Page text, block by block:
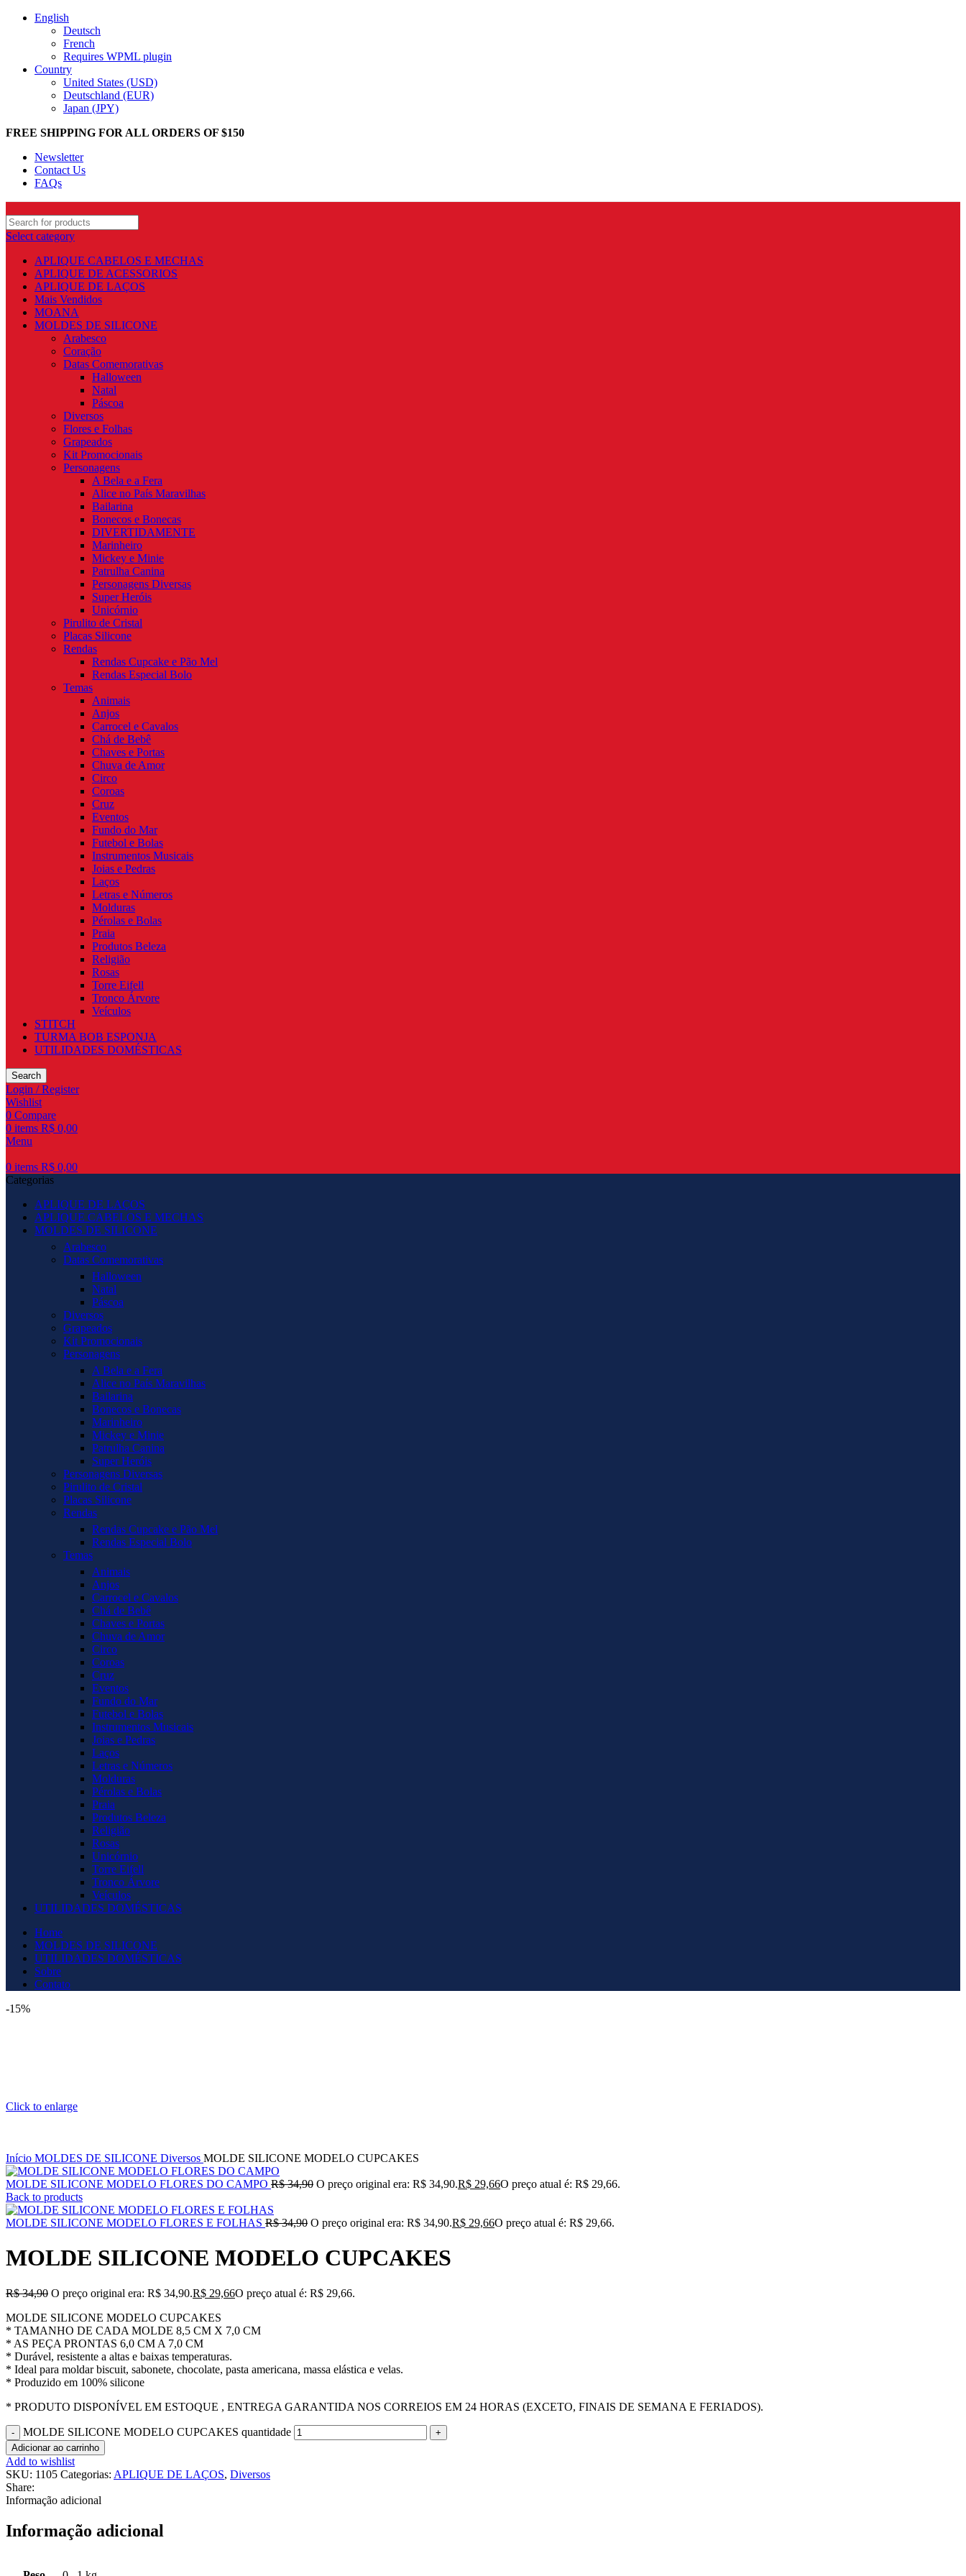
English
Deutsch
French
Requires WPML plugin
Country
United States (USD)
Deutschland (EUR)
Japan (JPY)
FREE SHIPPING FOR ALL ORDERS OF $150
Newsletter
Contact Us
FAQs
Select category
APLIQUE CABELOS E MECHAS
APLIQUE DE ACESSORIOS
APLIQUE DE LAÇOS
Mais Vendidos
MOANA
MOLDES DE SILICONE
Arabesco
Coração
Datas Comemorativas
Halloween
Natal
Páscoa
Diversos
Flores e Folhas
Grapeados
Kit Promocionais
Personagens
A Bela e a Fera
Alice no País Maravilhas
Bailarina
Bonecos e Bonecas
DIVERTIDAMENTE
Marinheiro
Mickey e Minie
Patrulha Canina
Personagens Diversas
Super Heróis
Unicórnio
Pirulito de Cristal
Placas Silicone
Rendas
Rendas Cupcake e Pão Mel
Rendas Especial Bolo
Temas
Animais
Anjos
Carrocel e Cavalos
Chá de Bebê
Chaves e Portas
Chuva de Amor
Circo
Coroas
Cruz
Eventos
Fundo do Mar
Futebol e Bolas
Instrumentos Musicais
Joias e Pedras
Laços
Letras e Números
Molduras
Pérolas e Bolas
Praia
Produtos Beleza
Religião
Rosas
Torre Eifell
Tronco Árvore
Veículos
STITCH
TURMA BOB ESPONJA
UTILIDADES DOMÉSTICAS
Search
Login / Register
Wishlist
0 Compare
0 items R$ 0,00
Menu
0 items R$ 0,00
Categorias
APLIQUE DE LAÇOS
APLIQUE CABELOS E MECHAS
MOLDES DE SILICONE
Arabesco
Datas Comemorativas
Halloween
Natal
Páscoa
Diversos
Grapeados
Kit Promocionais
Personagens
A Bela e a Fera
Alice no País Maravilhas
Bailarina
Bonecos e Bonecas
Marinheiro
Mickey e Minie
Patrulha Canina
Super Heróis
Personagens Diversas
Pirulito de Cristal
Placas Silicone
Rendas
Rendas Cupcake e Pão Mel
Rendas Especial Bolo
Temas
Animais
Anjos
Carrocel e Cavalos
Chá de Bebê
Chaves e Portas
Chuva de Amor
Circo
Coroas
Cruz
Eventos
Fundo do Mar
Futebol e Bolas
Instrumentos Musicais
Joias e Pedras
Laços
Letras e Números
Molduras
Pérolas e Bolas
Praia
Produtos Beleza
Religião
Rosas
Unicórnio
Torre Eifell
Tronco Árvore
Veículos
UTILIDADES DOMÉSTICAS
Home
MOLDES DE SILICONE
UTILIDADES DOMÉSTICAS
Sobre
Contato
-15%
Click to enlarge
Início MOLDES DE SILICONE Diversos MOLDE SILICONE MODELO CUPCAKES
MOLDE SILICONE MODELO FLORES DO CAMPO R$34,90 O preço original era: R$ 34,90.R$ 29,66O preço atual é: R$ 29,66.
Back to products
MOLDE SILICONE MODELO FLORES E FOLHAS R$34,90 O preço original era: R$ 34,90.R$ 29,66O preço atual é: R$ 29,66.
MOLDE SILICONE MODELO CUPCAKES
R$34,90 O preço original era: R$ 34,90.R$ 29,66O preço atual é: R$ 29,66.
MOLDE SILICONE MODELO CUPCAKES
* TAMANHO DE CADA MOLDE 8,5 CM X 7,0 CM
* AS PEÇA PRONTAS 6,0 CM A 7,0 CM
* Durável, resistente a altas e baixas temperaturas.
* Ideal para moldar biscuit, sabonete, chocolate, pasta americana, massa elástica e velas.
* Produzido em 100% silicone
* PRODUTO DISPONÍVEL EM ESTOQUE , ENTREGA GARANTIDA NOS CORREIOS EM 24 HORAS (EXCETO, FINAIS DE SEMANA E FERIADOS).
MOLDE SILICONE MODELO CUPCAKES quantidade
Adicionar ao carrinho
Add to wishlist
SKU: 1105 Categorias: APLIQUE DE LAÇOS, Diversos
Share:
Informação adicional
Informação adicional